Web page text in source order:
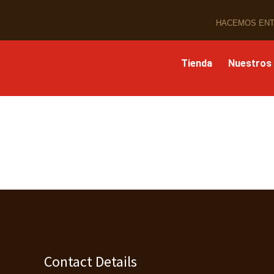
contenido
HACEMOS
Tienda
Contact Details